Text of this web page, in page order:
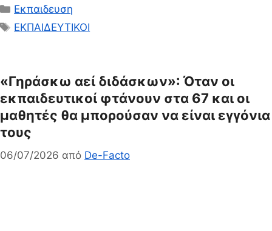
Κατηγορίες
Εκπαιδευση
Ετικέτες
ΕΚΠΑΙΔΕΥΤΙΚΟΙ
«Γηράσκω αεί διδάσκων»: Όταν οι
εκπαιδευτικοί φτάνουν στα 67 και οι
μαθητές θα μπορούσαν να είναι εγγόνια
τους
06/07/2026 από De-Facto